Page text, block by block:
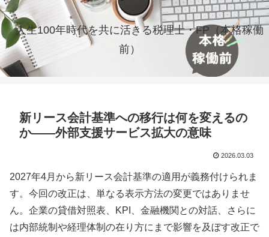
人生100年時代を共に活きる税理士・FP（本格稼働
前）
新リース会計基準への移行は何を変えるの
か――外部支援サービス拡大の意味
2026.03.03
2027年4月から新リース会計基準の適用が義務付けられま
す。今回の改正は、単なる表示方法の変更ではありませ
ん。企業の貸借対照表、KPI、金融機関との対話、さらに
は内部統制や経理体制の在り方にまで影響を及ぼす改正で